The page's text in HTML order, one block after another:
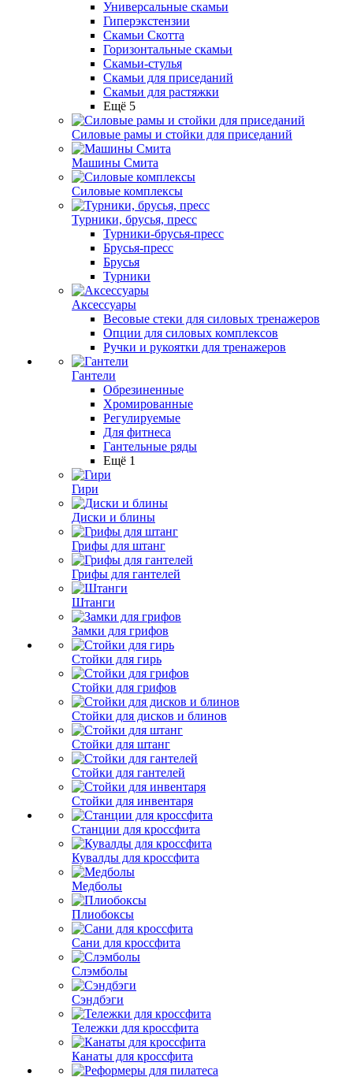
Универсальные скамьи
Гиперэкстензии
Скамьи Скотта
Горизонтальные скамьи
Скамьи-стулья
Скамьи для приседаний
Скамьи для растяжки
Ещё 5
Силовые рамы и стойки для приседаний
Машины Смита
Силовые комплексы
Турники, брусья, пресс
Турники-брусья-пресс
Брусья-пресс
Брусья
Турники
Аксессуары
Весовые стеки для силовых тренажеров
Опции для силовых комплексов
Ручки и рукоятки для тренажеров
Гантели
Обрезиненные
Хромированные
Регулируемые
Для фитнеса
Гантельные ряды
Ещё 1
Гири
Диски и блины
Грифы для штанг
Грифы для гантелей
Штанги
Замки для грифов
Стойки для гирь
Стойки для грифов
Стойки для дисков и блинов
Стойки для штанг
Стойки для гантелей
Стойки для инвентаря
Станции для кроссфита
Кувалды для кроссфита
Медболы
Плиобоксы
Сани для кроссфита
Слэмболы
Сэндбэги
Тележки для кроссфита
Канаты для кроссфита